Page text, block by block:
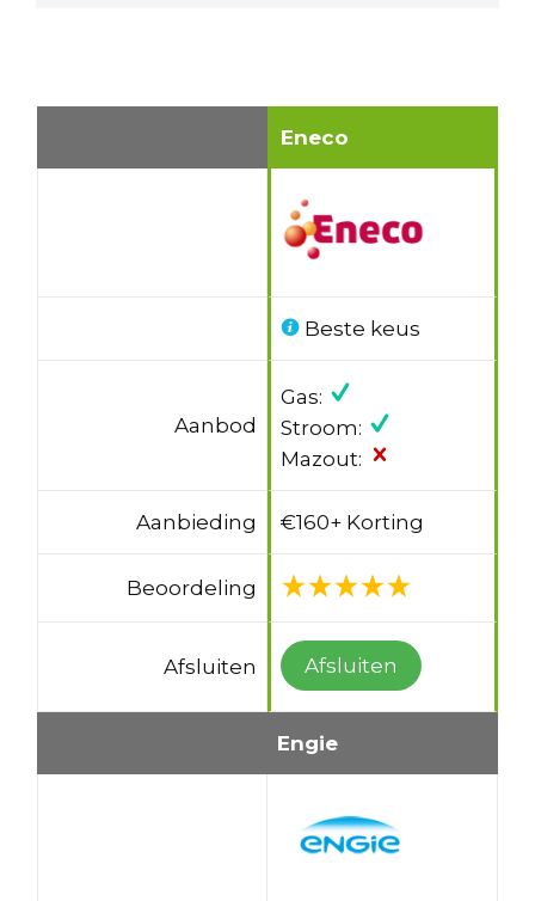
Eneco
Beste keus
Aanbod
Gas:
Stroom:
Mazout:
Aanbieding €160+ Korting
Beoordeling
Afsluiten Afsluiten
Engie